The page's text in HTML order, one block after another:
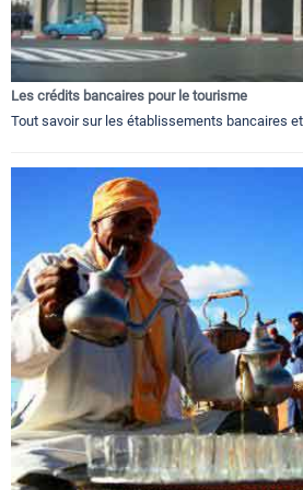
Les crédits bancaires pour le tourisme
Tout savoir sur les établissements bancaires